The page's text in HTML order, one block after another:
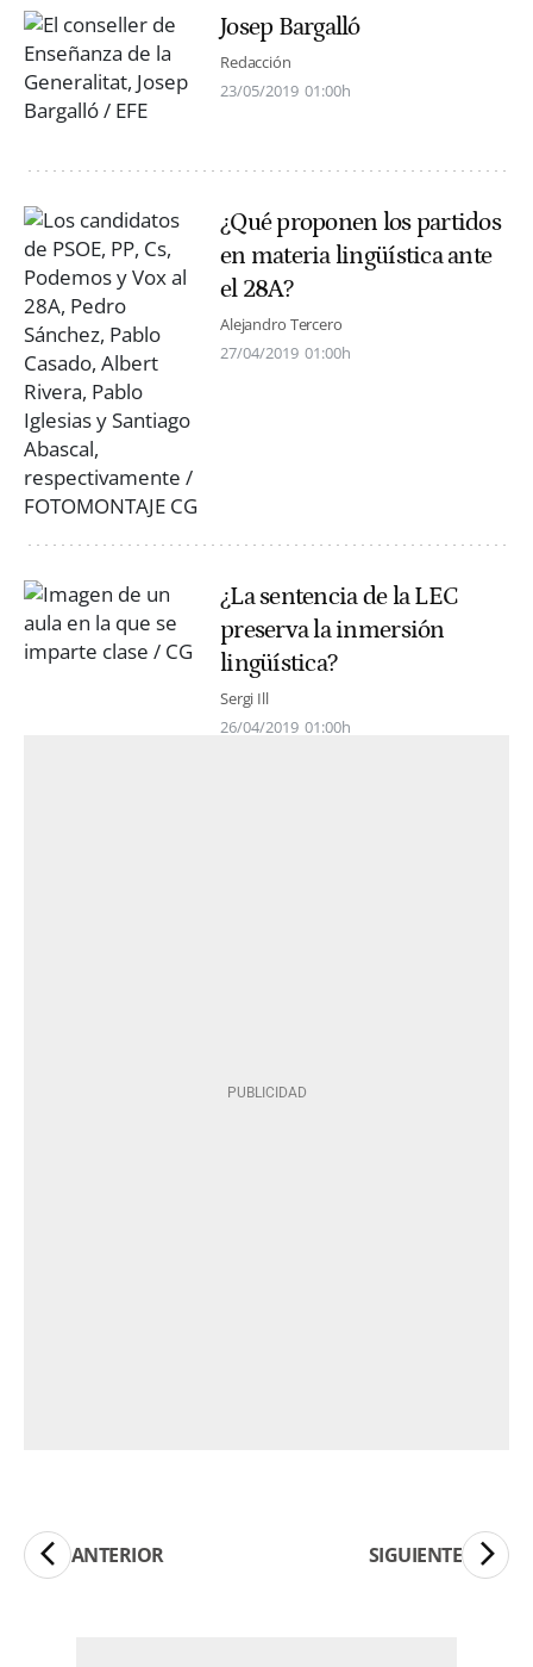
Josep Bargalló
Redacción
23/05/2019 01:00h
¿Qué proponen los partidos
en materia lingüística ante
el 28A?
Alejandro Tercero
27/04/2019 01:00h
¿La sentencia de la LEC
preserva la inmersión
lingüística?
Sergi Ill
26/04/2019 01:00h
ANTERIOR SIGUIENTE